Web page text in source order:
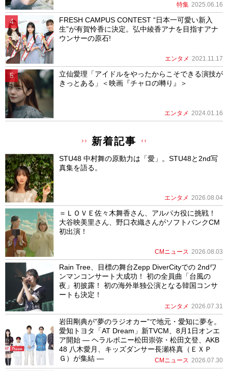
特集 2025.06.16
FRESH CAMPUS CONTEST “日本一可愛い新入
生”が有賀怜香に決定。弘中綾香アナを目指すアナ
ウンサーの原石!
エンタメ 2021.11.17
立仙愛理「アイドルをやったからこそできる演技が
きっとある」＜映画『チャロの囀り』＞
エンタメ 2024.01.16
新着記事
STU48 中村舞の原動力は「愛」。STU48と2nd写
真集を語る。
エンタメ 2026.08.04
＝ＬＯＶＥ佐々木舞香さん、アルパカ役に挑戦！
大谷映美里さん、野口衣織さんがソフトバンクCM
初出演！
CMニュース 2026.08.03
Rain Tree、目標の舞台Zepp DiverCityでの 2ndワ
ンマンコンサート大成功！ 初の全員曲「台風の
夜」初披露！ 初の海外単独公演となる韓国コンサ
ートも決定！
エンタメ 2026.07.31
岩田剛典が”夢のラジオカー”で地元・愛知に夢を。
愛知トヨタ「AT Dream」新TVCM、8月1日オンエ
ア開始 ― ヘラルボニー松田崇弥・松田文登、AKB
48 八木愛月、キッズダンサー長瀬柊真（ＥＸＰ
Ｇ）が集結 ―
CMニュース 2026.07.30